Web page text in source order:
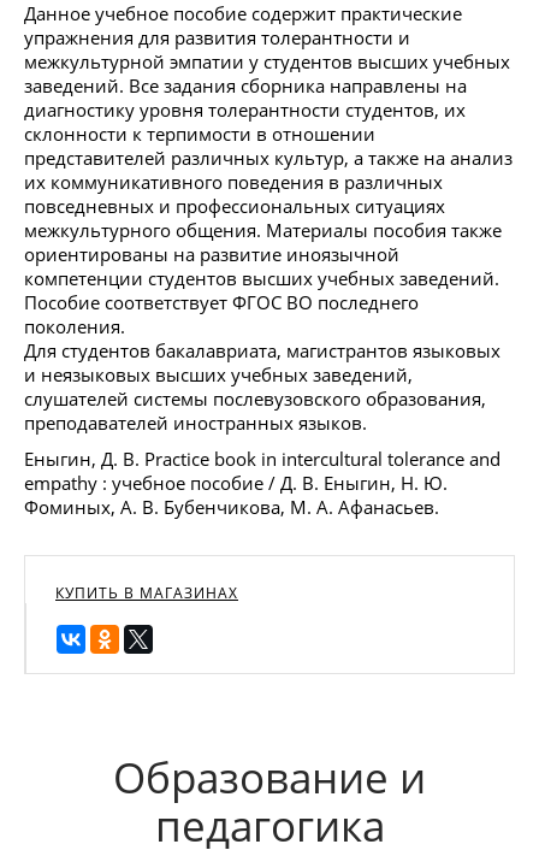
Данное учебное пособие содержит практические
упражнения для развития толерантности и
межкультурной эмпатии у студентов высших учебных
заведений. Все задания сборника направлены на
диагностику уровня толерантности студентов, их
склонности к терпимости в отношении
представителей различных культур, а также на анализ
их коммуникативного поведения в различных
повседневных и профессиональных ситуациях
межкультурного общения. Материалы пособия также
ориентированы на развитие иноязычной
компетенции студентов высших учебных заведений.
Пособие соответствует ФГОС ВО последнего
поколения.
Для студентов бакалавриата, магистрантов языковых
и неязыковых высших учебных заведений,
слушателей системы послевузовского образования,
преподавателей иностранных языков.
Еныгин, Д. В. Practice book in intercultural tolerance and
empathy : учебное пособие / Д. В. Еныгин, Н. Ю.
Фоминых, А. В. Бубенчикова, М. А. Афанасьев.
КУПИТЬ В МАГАЗИНАХ
Образование и
педагогика